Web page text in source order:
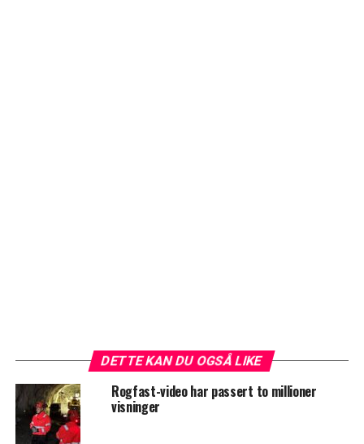
DETTE KAN DU OGSÅ LIKE
Rogfast-video har passert to millioner
visninger